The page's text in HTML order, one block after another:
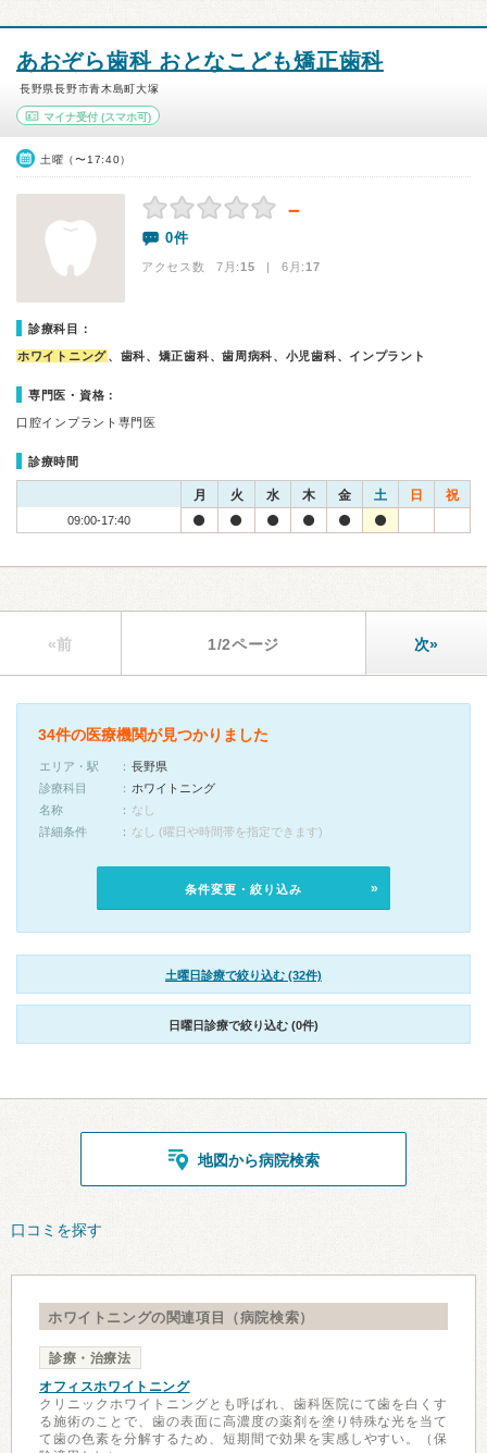
あおぞら歯科 おとなこども矯正歯科
長野県長野市青木島町大塚
マイナ受付 (スマホ可)
土曜（〜17:40）
－
0件
アクセス数 7月:15 | 6月:17
診療科目：
ホワイトニング、歯科、矯正歯科、歯周病科、小児歯科、インプラント
専門医・資格：
口腔インプラント専門医
診療時間
月 火 水 木 金 土 日 祝
09:00-17:40
«前 1/2ページ 次»
34件の医療機関が見つかりました
エリア・駅
長野県
診療科目
ホワイトニング
名称
なし
詳細条件
なし (曜日や時間帯を指定できます)
条件変更・絞り込み
土曜日診療で絞り込む (32件)
日曜日診療で絞り込む (0件)
地図から病院検索
口コミを探す
ホワイトニングの関連項目（病院検索）
診療・治療法
オフィスホワイトニング
クリニックホワイトニングとも呼ばれ、歯科医院にて歯を白くす
る施術のことで、歯の表面に高濃度の薬剤を塗り特殊な光を当て
て歯の色素を分解するため、短期間で効果を実感しやすい。（保